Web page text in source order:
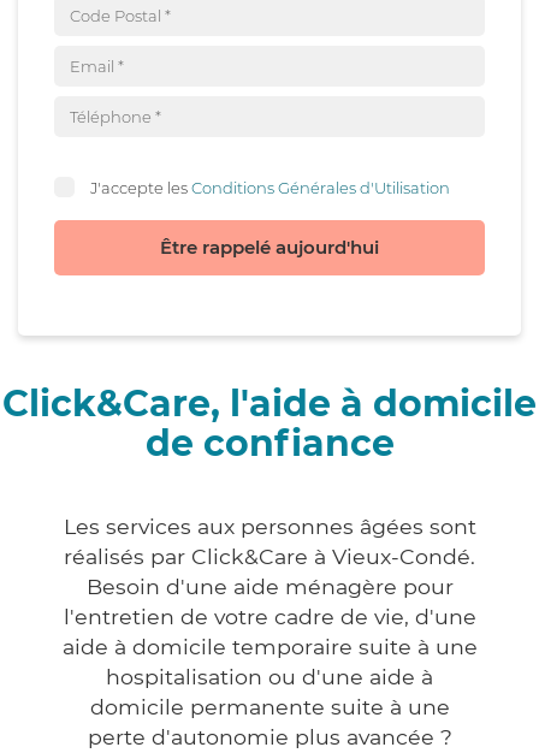
J'accepte lesConditions Générales d'Utilisation
Être rappelé aujourd'hui
Click&Care, l'aide à domicile
de confiance
Les services aux personnes âgées sont
réalisés par Click&Care à Vieux-Condé.
Besoin d'une aide ménagère pour
l'entretien de votre cadre de vie, d'une
aide à domicile temporaire suite à une
hospitalisation ou d'une aide à
domicile permanente suite à une
perte d'autonomie plus avancée ?